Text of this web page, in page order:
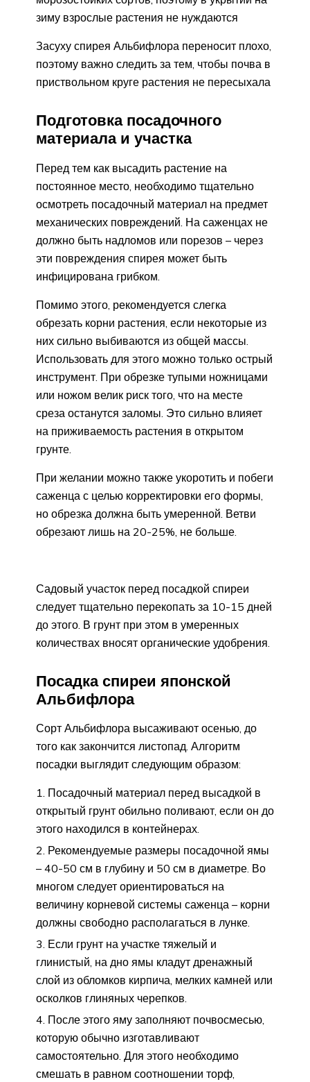
зиму взрослые растения не нуждаются
Засуху спирея Альбифлора переносит плохо,
поэтому важно следить за тем, чтобы почва в
приствольном круге растения не пересыхала
Подготовка посадочного
материала и участка
Перед тем как высадить растение на
постоянное место, необходимо тщательно
осмотреть посадочный материал на предмет
механических повреждений. На саженцах не
должно быть надломов или порезов – через
эти повреждения спирея может быть
инфицирована грибком.
Помимо этого, рекомендуется слегка
обрезать корни растения, если некоторые из
них сильно выбиваются из общей массы.
Использовать для этого можно только острый
инструмент. При обрезке тупыми ножницами
или ножом велик риск того, что на месте
среза останутся заломы. Это сильно влияет
на приживаемость растения в открытом
грунте.
При желании можно также укоротить и побеги
саженца с целью корректировки его формы,
но обрезка должна быть умеренной. Ветви
обрезают лишь на 20-25%, не больше.
Садовый участок перед посадкой спиреи
следует тщательно перекопать за 10-15 дней
до этого. В грунт при этом в умеренных
количествах вносят органические удобрения.
Посадка спиреи японской
Альбифлора
Сорт Альбифлора высаживают осенью, до
того как закончится листопад. Алгоритм
посадки выглядит следующим образом:
Посадочный материал перед высадкой в
открытый грунт обильно поливают, если он до
этого находился в контейнерах.
Рекомендуемые размеры посадочной ямы
– 40-50 см в глубину и 50 см в диаметре. Во
многом следует ориентироваться на
величину корневой системы саженца – корни
должны свободно располагаться в лунке.
Если грунт на участке тяжелый и
глинистый, на дно ямы кладут дренажный
слой из обломков кирпича, мелких камней или
осколков глиняных черепков.
После этого яму заполняют почвосмесью,
которую обычно изготавливают
самостоятельно. Для этого необходимо
смешать в равном соотношении торф,